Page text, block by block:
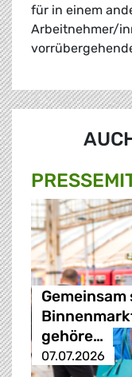
für in einem
Arbeitnehmer/
gehöre…
07.07.2026